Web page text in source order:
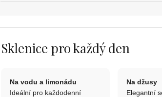
Sklenice pro každý den
Na vodu a limonádu
Ideální pro každodenní
Na džusy
Elegantní